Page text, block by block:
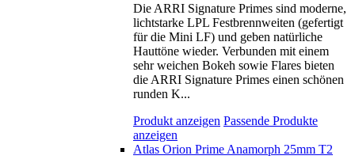
Die ARRI Signature Primes sind moderne,
lichtstarke LPL Festbrennweiten (gefertigt
für die Mini LF) und geben natürliche
Hauttöne wieder. Verbunden mit einem
sehr weichen Bokeh sowie Flares bieten
die ARRI Signature Primes einen schönen
runden K...
Produkt anzeigen Passende Produkte
anzeigen
Atlas Orion Prime Anamorph 25mm T2